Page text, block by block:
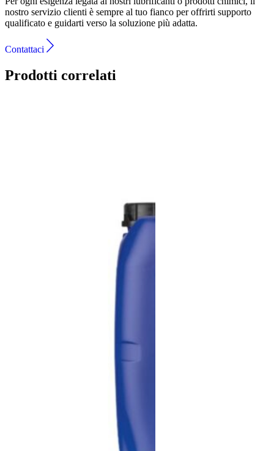
nostro servizio clienti è sempre al tuo fianco per offrirti supporto
qualificato e guidarti verso la soluzione più adatta.
Contattaci
Prodotti correlati